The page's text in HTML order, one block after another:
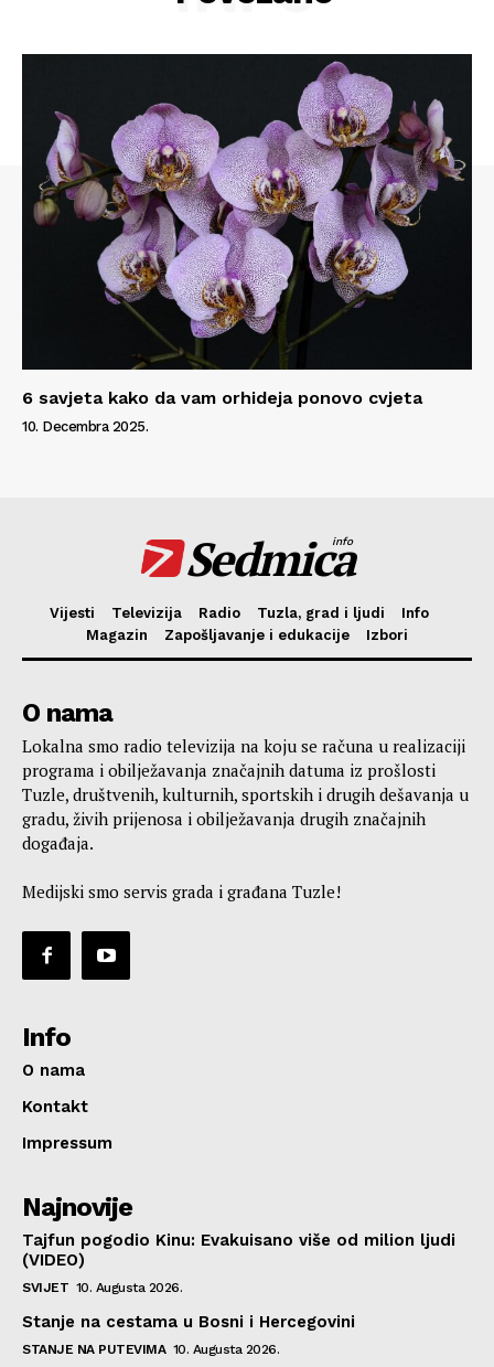
6 savjeta kako da vam orhideja ponovo cvjeta
10. Decembra 2025.
Sedmica
info
Vijesti Televizija Radio Tuzla, grad i ljudi
Info
Magazin
Zapošljavanje i edukacije Izbori
O nama
Lokalna smo radio televizija na koju se računa u realizaciji
programa i obilježavanja značajnih datuma iz prošlosti
Tuzle, društvenih, kulturnih, sportskih i drugih dešavanja u
gradu, živih prijenosa i obilježavanja drugih značajnih
događaja.
Medijski smo servis grada i građana Tuzle!
Info
O nama
Kontakt
Impressum
Najnovije
Tajfun pogodio Kinu: Evakuisano više od milion ljudi
(VIDEO)
SVIJET 10. Augusta 2026.
Stanje na cestama u Bosni i Hercegovini
STANJE NA PUTEVIMA 10. Augusta 2026.